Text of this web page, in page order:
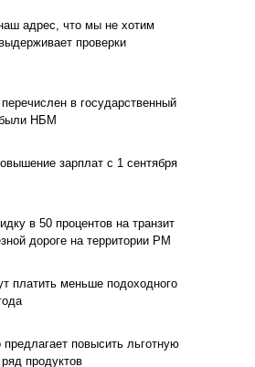
адрес, что мы не хотим
проверки
в государственный
НБМ
зарплат с 1 сентября
в 50 процентов на транзит
дороге на территории РМ
платить меньше подоходного
предлагает повысить льготную
продуктов